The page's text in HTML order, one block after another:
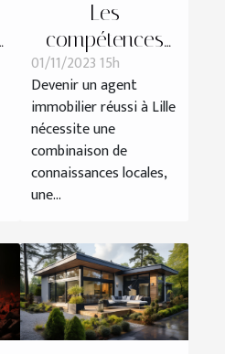
Les
compétences
essentielles d'un
agent immobilier
à Lille
01/11/2023 15h
Devenir un agent
immobilier réussi à Lille
nécessite une
combinaison de
connaissances locales,
une...